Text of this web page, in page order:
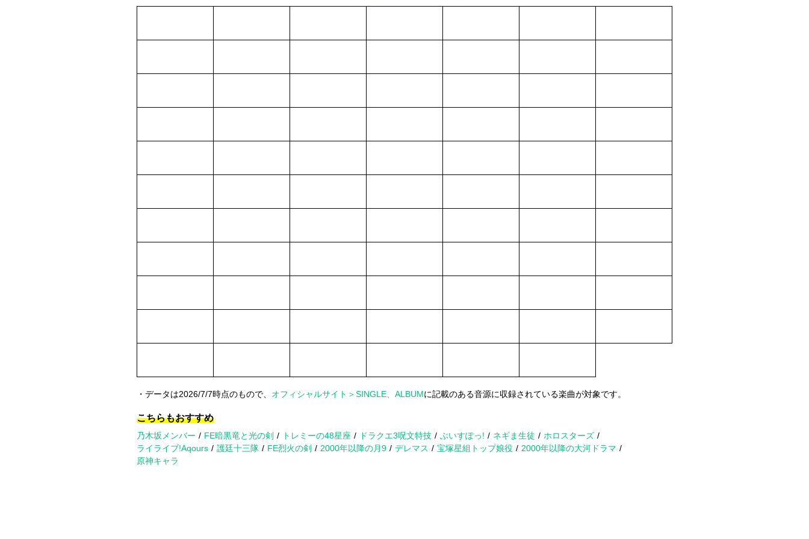
・データは2026/7/7時点のもので、 オフィシャルサイト＞SINGLE、ALBUMに記載のある音源に収録されている楽曲が対象です。
こちらもおすすめ
乃木坂メンバー FE暗黒竜と光の剣 トレミーの48星座 ドラクエ3呪文特技 ぶいすぽっ! ネギま生徒
ホロスターズ
ライライブ!Aqours
護廷十三隊 FE烈火の剣 2000年以降の月9 デレマス 宝塚星組トップ娘役
2000年以降の大河ドラマ
原神キャラ